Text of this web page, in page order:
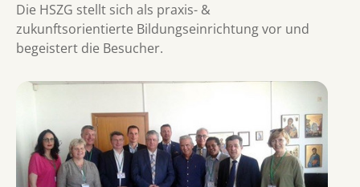
Die HSZG stellt sich als praxis- &
zukunftsorientierte Bildungseinrichtung vor und
begeistert die Besucher.